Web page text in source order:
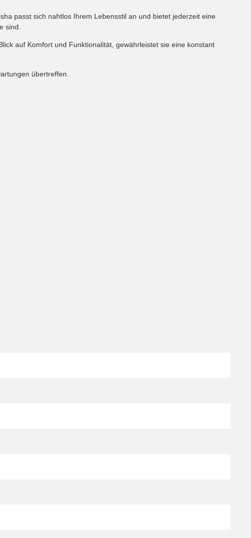
passt sich nahtlos Ihrem Lebensstil an und bietet jederzeit eine
sind.
auf Komfort und Funktionalität, gewährleistet sie eine konstant
übertreffen.